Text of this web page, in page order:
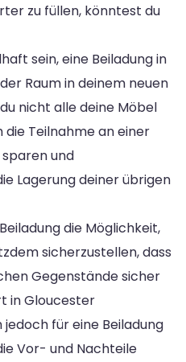
zu füllen, könntest du
sein, eine Beiladung in
Raum in deinem neuen
nicht alle deine Möbel
Teilnahme an einer
und
Lagerung deiner übrigen
die Möglichkeit,
sicherzustellen, dass
Gegenstände sicher
in Gloucester
für eine Beiladung
Vor- und Nachteile